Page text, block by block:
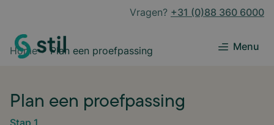
Vragen? +31 (0)88 360 6000
Menu
Home Plan een proefpassing
Plan een proefpassing